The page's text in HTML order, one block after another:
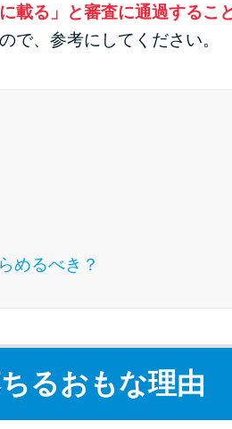
カードロ
その他コラム
載る」と審査に通過するこ
で、参考にしてください。
めるべき？
るおもな理由